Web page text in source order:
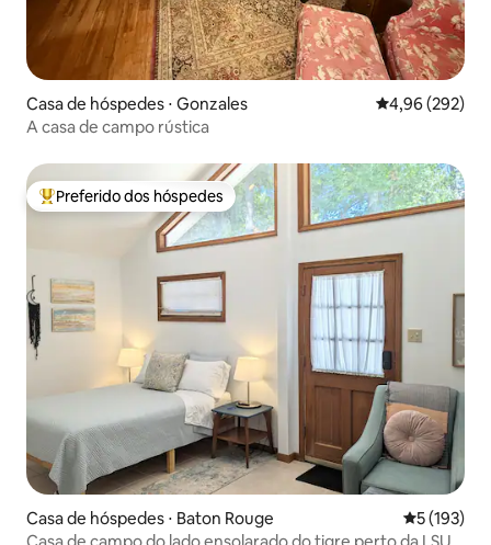
Casa de hóspedes ⋅ Gonzales 4,96 de uma
4,96 (292)
A casa de campo rústica
Entre os melhores preferidos dos hóspedes
Preferido dos hóspedes
Casa de hóspedes ⋅ Baton Rouge 5 de uma
5 (193)